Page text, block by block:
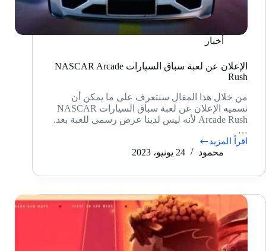
أخبار
الإعلان عن لعبة سباق السيارات NASCAR Arcade
Rush
من خلال هذا المقال سنتعرف على ما يمكن أن
نسميه الإعلان عن لعبة سباق السيارات NASCAR
Arcade Rush لأنه ليس لدينا عرض رسمي للعبة بعد.
…
اقرأ المزيد
الإعلان
سباق
NASCAR
Arcade
Rush
محمود 24 يونيو، 2023